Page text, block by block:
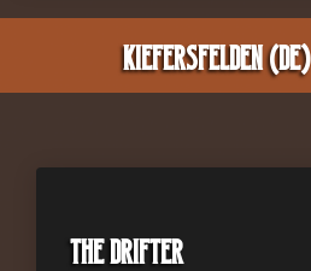
dates.
Kiefersfelden (DE)
The Drifter